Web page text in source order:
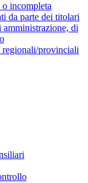
o incompleta
da parte dei titolari
di
provinciali